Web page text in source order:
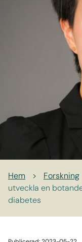
Hem > Forskning
utveckla en
diabetes